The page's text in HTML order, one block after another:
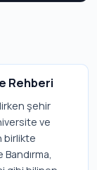
Rehberi
şehir
ve
birlikte